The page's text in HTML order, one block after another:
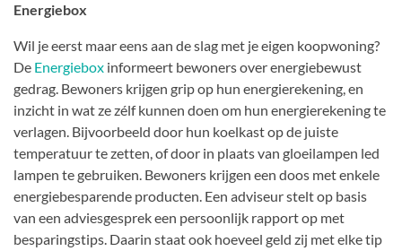
Energiebox
Wil je eerst maar eens aan de slag met je eigen koopwoning?
De Energiebox informeert bewoners over energiebewust
gedrag. Bewoners krijgen grip op hun energierekening, en
inzicht in wat ze zélf kunnen doen om hun energierekening te
verlagen. Bijvoorbeeld door hun koelkast op de juiste
temperatuur te zetten, of door in plaats van gloeilampen led
lampen te gebruiken. Bewoners krijgen een doos met enkele
energiebesparende producten. Een adviseur stelt op basis
van een adviesgesprek een persoonlijk rapport op met
besparingstips. Daarin staat ook hoeveel geld zij met elke tip